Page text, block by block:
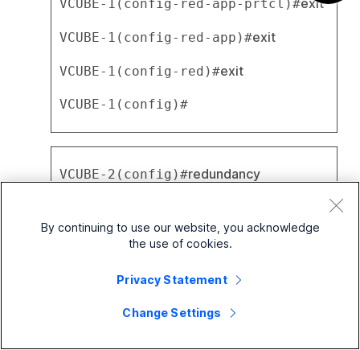
VCUBE-1(config-red-app-prtcl)#
VCUBE-1(config-red-app)#exit
VCUBE-1(config-red)#exit
VCUBE-1(config)#
VCUBE-2(config)#redundancy
redundancy
LocalGateway-HA
By continuing to use our website, you acknowledge
the use of cookies.
Privacy Statement
Change Settings